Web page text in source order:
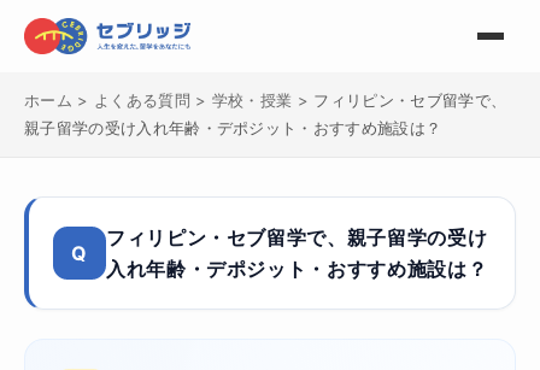
ホーム > よくある質問 > 学校・授業 > フィリピン・セブ留学で、
親子留学の受け入れ年齢・デポジット・おすすめ施設は？
Q
フィリピン・セブ留学で、親子留学の受け
入れ年齢・デポジット・おすすめ施設は？